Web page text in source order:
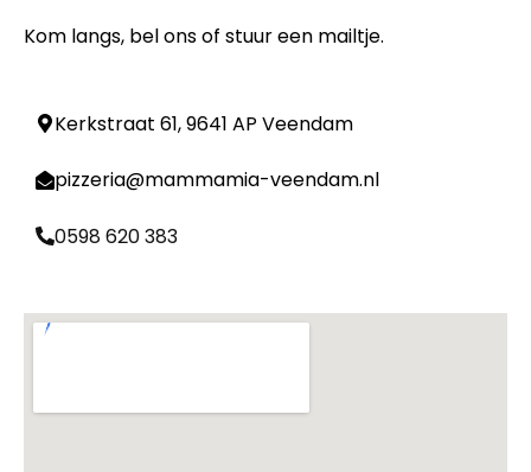
Kom langs, bel ons of stuur een mailtje.
Kerkstraat 61, 9641 AP Veendam
pizzeria@mammamia-veendam.nl
0598 620 383